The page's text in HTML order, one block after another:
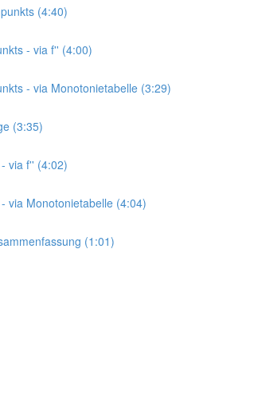
(4:40)
- via f'' (4:00)
- via Monotonietabelle (3:29)
(3:35)
via f'' (4:02)
via Monotonietabelle (4:04)
(1:01)